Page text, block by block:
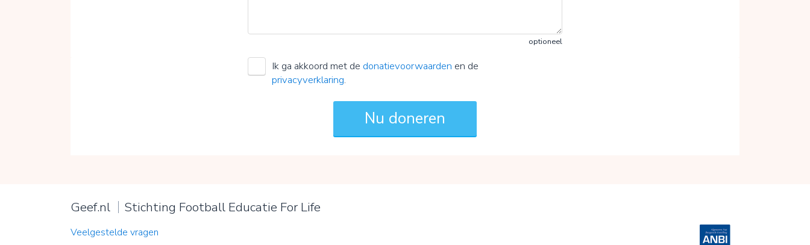
optioneel
Ik ga akkoord met de donatievoorwaarden en de
privacyverklaring.
Geef.nl Stichting Football Educatie For Life
Veelgestelde vragen